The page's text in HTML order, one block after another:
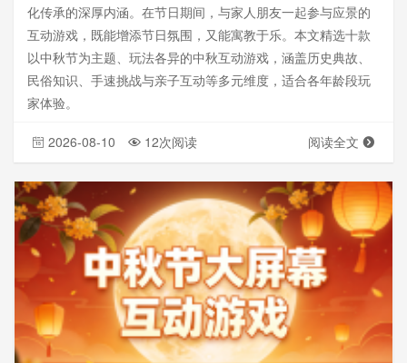
化传承的深厚内涵。在节日期间，与家人朋友一起参与应景的
互动游戏，既能增添节日氛围，又能寓教于乐。本文精选十款
以中秋节为主题、玩法各异的中秋互动游戏，涵盖历史典故、
民俗知识、手速挑战与亲子互动等多元维度，适合各年龄段玩
家体验。
2026-08-10 12次阅读 阅读全文